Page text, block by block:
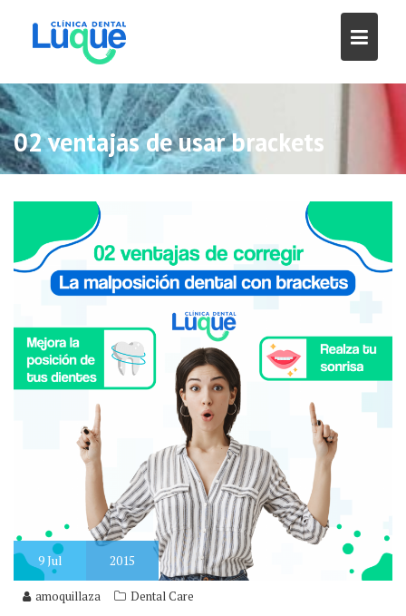
content
02 ventajas de usar brackets
9Jul 2015
amoquillaza Dental Care